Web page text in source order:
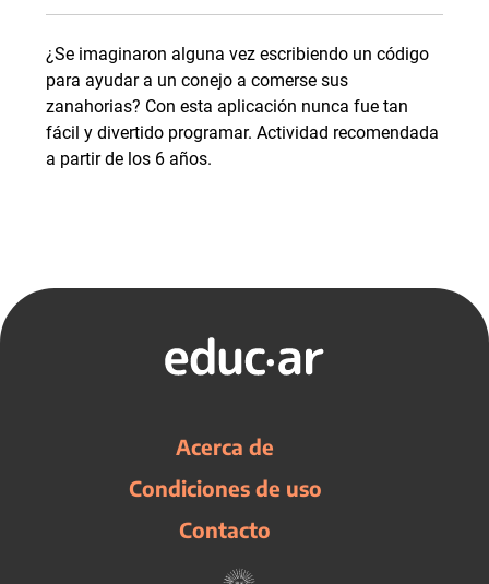
¿Se imaginaron alguna vez escribiendo un código
para ayudar a un conejo a comerse sus
zanahorias? Con esta aplicación nunca fue tan
fácil y divertido programar. Actividad recomendada
a partir de los 6 años.
Acerca de
Condiciones de uso
Contacto